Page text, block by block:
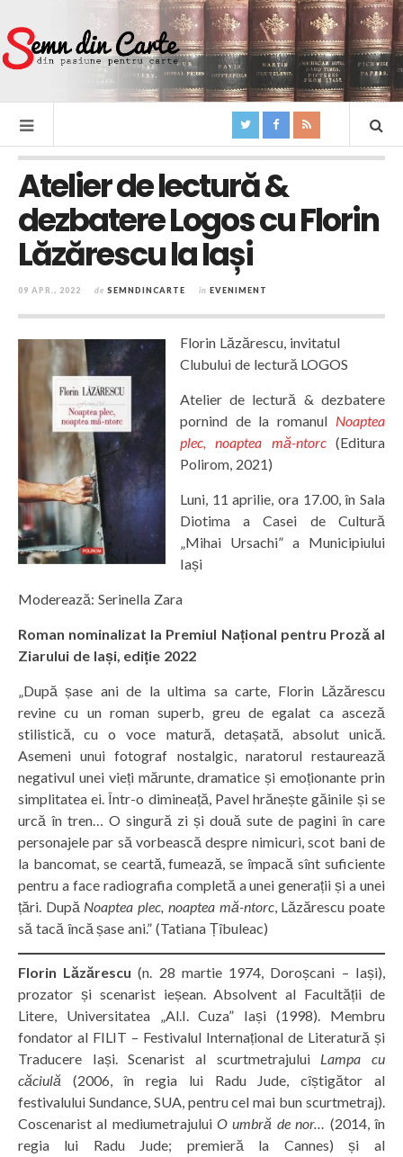
Atelier de lectură &
dezbatere Logos cu Florin
Lăzărescu la Iași
09 APR., 2022 de SEMNDINCARTE în EVENIMENT
Florin Lăzărescu, invitatul
Clubului de lectură LOGOS
Atelier de lectură & dezbatere
pornind de la romanul Noaptea
plec, noaptea mă-ntorc (Editura
Polirom, 2021)
Luni, 11 aprilie, ora 17.00, în Sala
Diotima a Casei de Cultură
„Mihai Ursachi” a Municipiului
Iași
Moderează: Serinella Zara
Roman nominalizat la Premiul Național pentru Proză al
Ziarului de Iași, ediție 2022
„După șase ani de la ultima sa carte, Florin Lăzărescu
revine cu un roman superb, greu de egalat ca asceză
stilistică, cu o voce matură, detașată, absolut unică.
Asemeni unui fotograf nostalgic, naratorul restaurează
negativul unei vieți mărunte, dramatice și emoționante prin
simplitatea ei. Într-o dimineață, Pavel hrănește găinile și se
urcă în tren… O singură zi și două sute de pagini în care
personajele par să vorbească despre nimicuri, scot bani de
la bancomat, se ceartă, fumează, se împacă sînt suficiente
pentru a face radiografia completă a unei generații și a unei
țări. După Noaptea plec, noaptea mă-ntorc, Lăzărescu poate
să tacă încă șase ani.” (Tatiana Țîbuleac)
Florin Lăzărescu (n. 28 martie 1974, Doroșcani – Iași),
prozator și scenarist ieșean. Absolvent al Facultății de
Litere, Universitatea „Al.I. Cuza” Iași (1998). Membru
fondator al FILIT – Festivalul Internațional de Literatură și
Traducere Iași. Scenarist al scurtmetrajului Lampa cu
căciulă (2006, în regia lui Radu Jude, cîștigător al
festivalului Sundance, SUA, pentru cel mai bun scurtmetraj).
Coscenarist al mediumetrajuluiO umbră de nor… (2014, în
regia lui Radu Jude; premieră la Cannes) și al